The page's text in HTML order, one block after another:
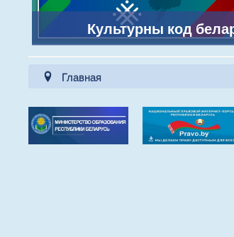
Культурны код
Главная